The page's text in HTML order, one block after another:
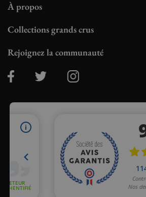
À propos
Collections grands crus
Rejoignez la communauté